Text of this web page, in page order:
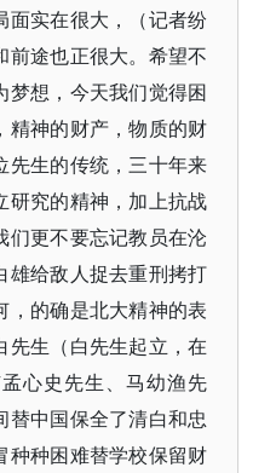
面实在很大，（记者纷
前途也正很大。希望不
梦想，今天我们觉得困
精神的财产，物质的财
先生的传统，三十年来
研究的精神，加上抗战
们更不要忘记教员在沦
雄给敌人捉去重刑拷打
，的确是北大精神的表
先生（白先生起立，在
心史先生、马幼渔先
替中国保全了清白和忠
种种困难替学校保留财